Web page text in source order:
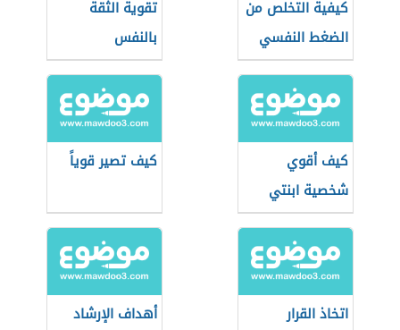
كيفية التخلص من
الضغط النفسي
في الدراسة
تقوية الثقة
بالنفس
كيف أقوي
شخصية ابنتي
كيف تصير قوياً
اتخاذ القرار
أهداف الإرشاد